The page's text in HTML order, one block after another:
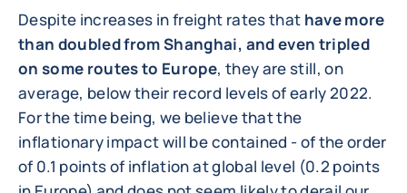
Despite increases in freight rates that have more
than doubled from Shanghai, and even tripled
on some routes to Europe, they are still, on
average, below their record levels of early 2022.
For the time being, we believe that the
inflationary impact will be contained - of the order
of 0.1 points of inflation at global level (0.2 points